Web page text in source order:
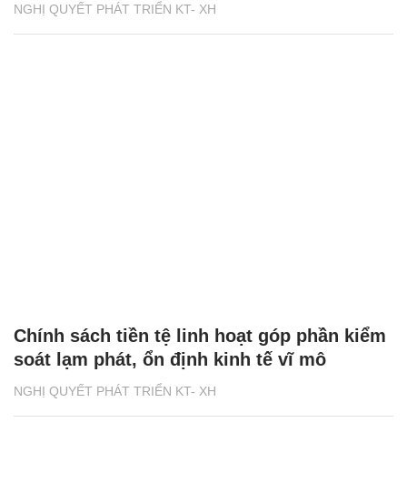
NGHỊ QUYẾT PHÁT TRIỂN KT- XH
NGHỊ QUYẾT PHÁT TRIỂN KT- XH
Chính sách tiền tệ linh hoạt góp phần kiểm
soát lạm phát, ổn định kinh tế vĩ mô